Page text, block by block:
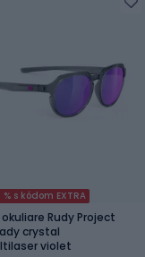
s kódom EXTRA
Rudy Project
crystal
violet